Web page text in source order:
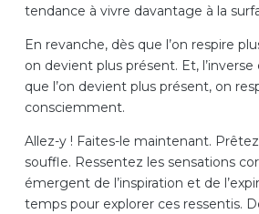
tendance à vivre davantage à la
En revanche, dès que l’on respire
on devient plus présent. Et, l’inverse
que l’on devient plus présent, on
consciemment.
Allez-y ! Faites-le maintenant.
souffle. Ressentez les sensations
émergent de l’inspiration et de
temps pour explorer ces ressentis.